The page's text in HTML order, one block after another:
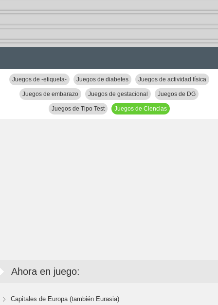
Juegos de -etiqueta- Juegos de diabetes Juegos de actividad física
Juegos de embarazo Juegos de gestacional Juegos de DG
Juegos de Tipo Test Juegos de Ciencias
Ahora en juego:
Capitales de Europa (también Eurasia)